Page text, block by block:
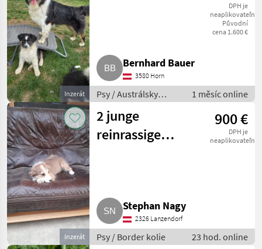
Inzerát
DPH je
neaplikovateľné
Původní
cena 1.600 €
Bernhard Bauer
3580 Horn
Psy / Austrálsky
ovčiak
1 měsíc online
Inzerát
2 junge
reinrassige
900 €
DPH je
neaplikovateľné
Stephan Nagy
2326 Lanzendorf
Psy / Border kolie 23 hod. online